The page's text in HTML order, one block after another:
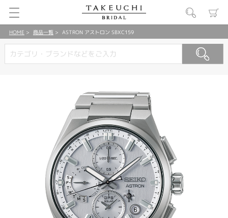
HOME 商品一覧 ASTRON アストロン SBXC159